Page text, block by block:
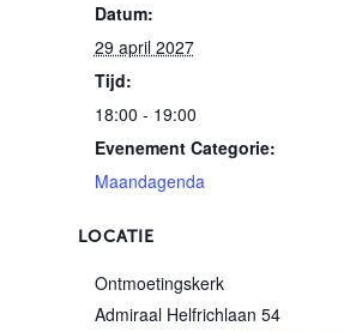
Datum:
29 april 2027
Tijd:
18:00 - 19:00
Evenement Categorie:
Maandagenda
LOCATIE
Ontmoetingskerk
Admiraal Helfrichlaan 54